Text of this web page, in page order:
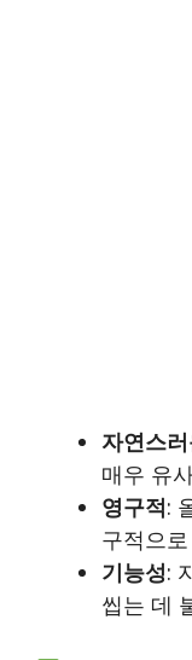
자연스
매우 유
영구적:
구적으
기능성:
씹는 데